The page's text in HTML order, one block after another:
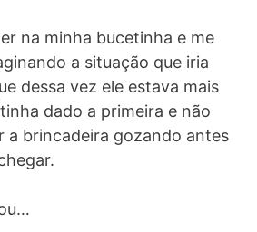
na minha bucetinha e me
a situação que iria
dessa vez ele estava mais
dado a primeira e não
a brincadeira gozando antes